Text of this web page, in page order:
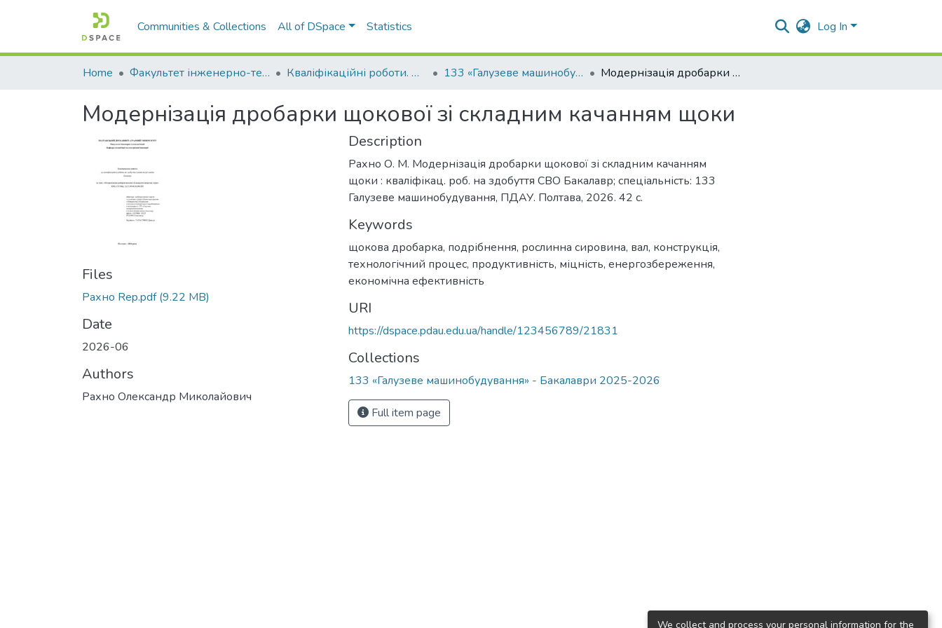
Communities & Collections All of DSpace Statistics Log In
Home Факультет інженерно-технологічний Кваліфікаційні роботи. Факультет інженерно-технологічний 133 «Галузеве машинобудування» - Бакалаври 2025-2026 Модернізація дробарки щокової зі складним качанням щоки
Модернізація дробарки щокової зі складним качанням щоки
Files
Рахно Rep.pdf(9.22 MB)
Date
2026-06
Authors
Рахно Олександр Миколайович
Description
Рахно О. М. Модернізація дробарки щокової зі складним качанням
щоки : кваліфікац. роб. на здобуття СВО Бакалавр; спеціальність: 133
Галузеве машинобудування, ПДАУ. Полтава, 2026. 42 с.
Keywords
щокова дробарка, подрібнення, рослинна сировина, вал, конструкція,
технологічний процес, продуктивність, міцність, енергозбереження,
економічна ефективність
URI
https://dspace.pdau.edu.ua/handle/123456789/21831
Collections
133 «Галузеве машинобудування» - Бакалаври 2025-2026
Full item page
We collect and process your personal information for the